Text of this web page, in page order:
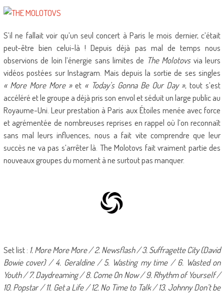
S’il ne fallait voir qu’un seul concert à Paris le mois dernier, c’était
peut-être bien celui-là ! Depuis déjà pas mal de temps nous
observions de loin l’énergie sans limites de The Molotovsvia leurs
vidéos postées sur Instagram. Mais depuis la sortie de ses singles
« More More More »et « Today’s Gonna Be Our Day », tout s’est
accéléré et le groupe a déjà pris son envol et séduit un large public au
Royaume-Uni. Leur prestation à Paris aux Étoiles menée avec force
et agrémentée de nombreuses reprises en rappel où l’on reconnaît
sans mal leurs influences, nous a fait vite comprendre que leur
succès ne va pas s’arrêter là. The Molotovs fait vraiment partie des
nouveaux groupes du moment à ne surtout pas manquer.
Set list : 1. More More More / 2. Newsflash / 3. Suffragette City (David
Bowie cover) / 4. Geraldine / 5. Wasting my time / 6. Wasted on
Youth / 7. Daydreaming / 8. Come On Now / 9. Rhythm of Yourself /
10. Popstar / 11. Get a Life / 12. No Time to Talk / 13. Johnny Don’t be